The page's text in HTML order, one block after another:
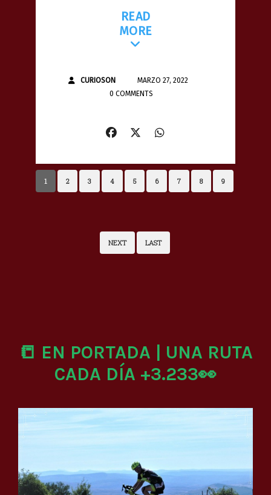
READ
MORE
CURIOSON
MARZO 27, 2022
0 COMMENTS
1 2 3 4 5 6 7 8 9
NEXT LAST
📒 EN PORTADA | UNA RUTA
CADA DÍA +3.233👀